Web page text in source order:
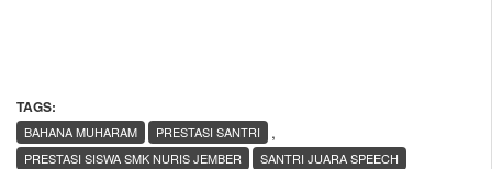
TAGS:
,
BAHANA MUHARAM
PRESTASI SANTRI
PRESTASI SISWA SMK NURIS JEMBER
SANTRI JUARA SPEECH